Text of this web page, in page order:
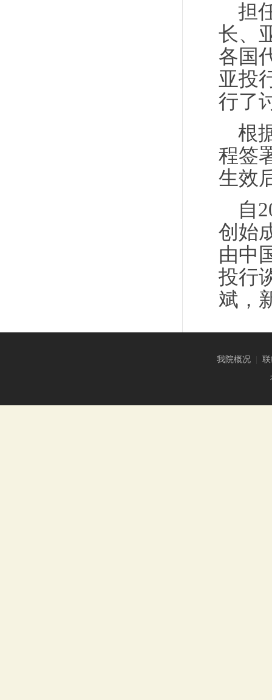
担
长、
各国
亚投
行了
根
程签
生效
自
创始
由中
投行
斌，
我院概况